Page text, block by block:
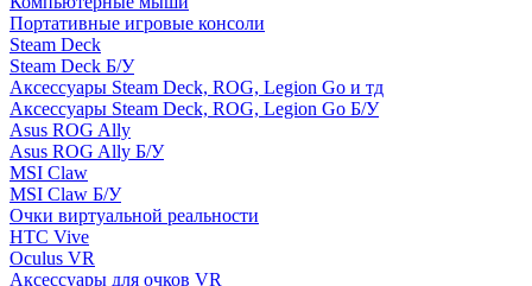
Портативные игровые консоли
Steam Deck
Steam Deck Б/У
Аксессуары Steam Deck, ROG, Legion Go и тд
Аксессуары Steam Deck, ROG, Legion Go Б/У
Asus ROG Ally
Asus ROG Ally Б/У
MSI Claw
MSI Claw Б/У
Очки виртуальной реальности
HTC Vive
Oculus VR
Аксессуары для очков VR